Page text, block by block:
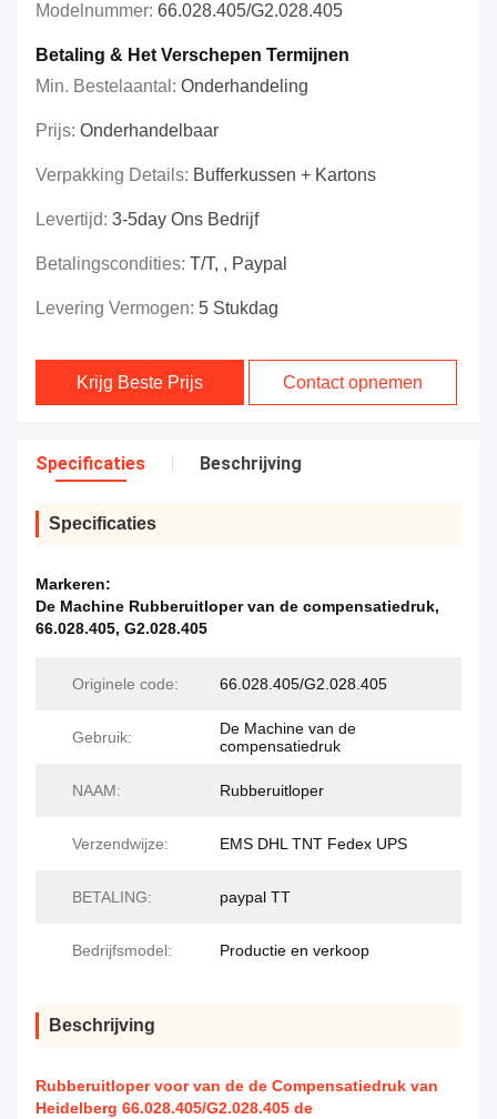
Modelnummer: 66.028.405/G2.028.405
Betaling & Het Verschepen Termijnen
Min. Bestelaantal: Onderhandeling
Prijs: Onderhandelbaar
Verpakking Details: Bufferkussen + Kartons
Levertijd: 3-5day Ons Bedrijf
Betalingscondities: T/T, , Paypal
Levering Vermogen: 5 Stukdag
Krijg Beste Prijs Contact opnemen
Specificaties Beschrijving
Specificaties
Markeren:
De Machine Rubberuitloper van de compensatiedruk,
66.028.405, G2.028.405
Originele code: 66.028.405/G2.028.405
Gebruik:
De Machine van de
compensatiedruk
NAAM: Rubberuitloper
Verzendwijze: EMS DHL TNT Fedex UPS
BETALING: paypal TT
Bedrijfsmodel: Productie en verkoop
Beschrijving
Rubberuitloper voor van de de Compensatiedruk van
Heidelberg 66.028.405/G2.028.405 de